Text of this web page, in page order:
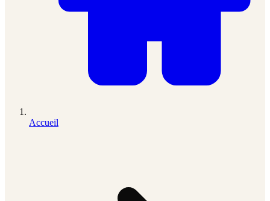
Accueil